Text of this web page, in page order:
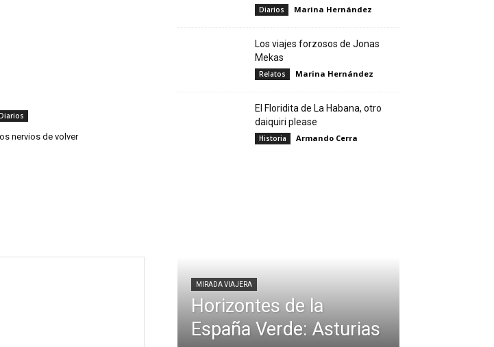
nervios de volver
Diarios Marina Hernández
Los viajes forzosos de Jonas
Mekas
Relatos Marina Hernández
El Floridita de La Habana, otro
daiquiri please
Historia Armando Cerra
MIRADA VIAJERA
Horizontes de la
España Verde: Asturias